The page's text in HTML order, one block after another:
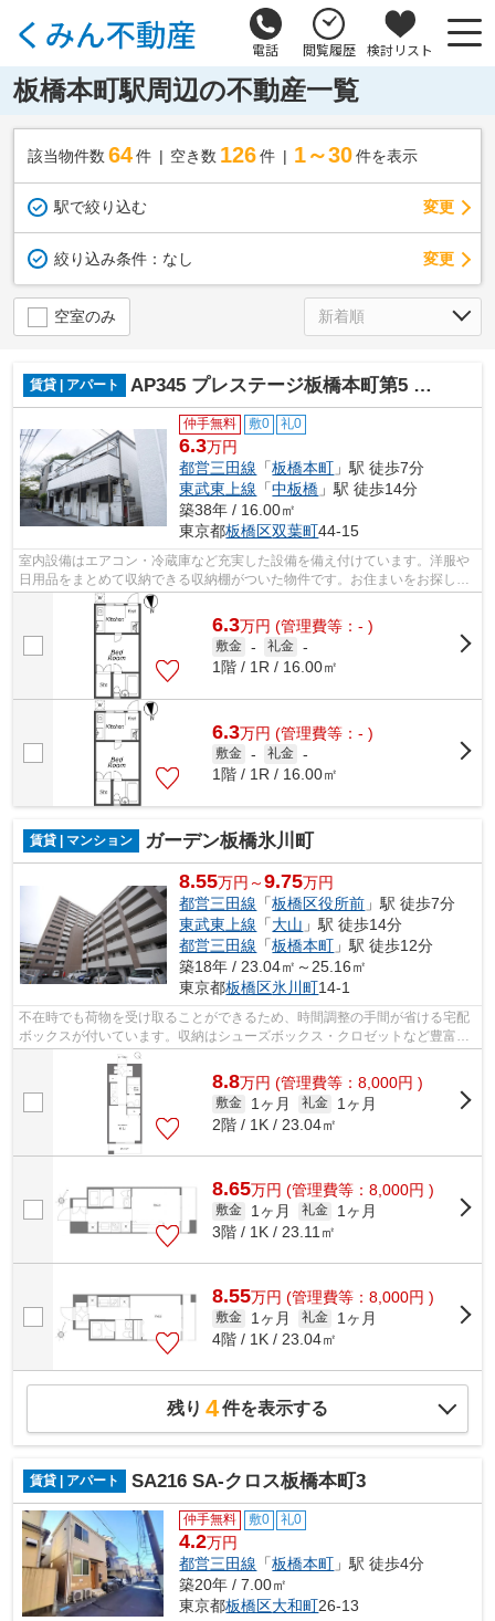
電話 閲覧履歴 検討リスト
板橋本町駅周辺の不動産一覧
該当物件数 64件 空き数 126 件 1～30 件を表示
駅で絞り込む 変更
絞り込み条件： なし 変更
空室のみ
賃貸 | アパート AP345 プレステージ板橋本町第5 102
仲手無料 敷0 礼0
6.3万円
都営三田線 「板橋本町 」駅 徒歩7分
東武東上線 「中板橋 」駅 徒歩14分
築38年 / 16.00㎡
東京都板橋区双葉町44-15
室内設備はエアコン・冷蔵庫など充実した設備を備え付けています。洋服や
日用品をまとめて収納できる収納棚がついた物件です。お住まいをお探しな
ら、6.3万円の物件はいかがでしょうか...
6.3万円 (管理費等：- )
敷金 - 礼金 -
1階 / 1R / 16.00㎡
6.3万円 (管理費等：- )
敷金 - 礼金 -
1階 / 1R / 16.00㎡
賃貸 | マンション ガーデン板橋氷川町
8.55万円～9.75万円
都営三田線 「板橋区役所前 」駅 徒歩7分
東武東上線 「大山 」駅 徒歩14分
都営三田線 「板橋本町 」駅 徒歩12分
築18年 / 23.04㎡～25.16㎡
東京都板橋区氷川町14-1
不在時でも荷物を受け取ることができるため、時間調整の手間が省ける宅配
ボックスが付いています。収納はシューズボックス・クロゼットなど豊富な
ので、広々と空間を利用することも可...
8.8万円 (管理費等：8,000円 )
敷金 1ヶ月 礼金
1ヶ月
2階 / 1K / 23.04㎡
8.65万円 (管理費等：8,000円 )
敷金 1ヶ月 礼金
1ヶ月
3階 / 1K / 23.11㎡
8.55万円 (管理費等：8,000円 )
敷金 1ヶ月 礼金
1ヶ月
4階 / 1K / 23.04㎡
残り 4件を表示する
賃貸 | アパート SA216 SA-クロス板橋本町3
仲手無料 敷0 礼0
4.2万円
都営三田線 「板橋本町 」駅 徒歩4分
築20年 / 7.00㎡
東京都板橋区大和町26-13